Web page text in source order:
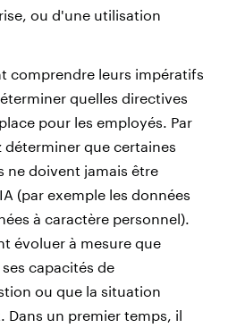
ou d'une utilisation
comprendre leurs impératifs
quelles directives
pour les employés. Par
que certaines
ne doivent jamais être
(par exemple les données
à caractère personnel).
évoluer à mesure que
capacités de
ou que la situation
Dans un premier temps, il